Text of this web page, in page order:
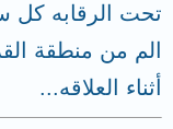
تحت الرقابه كل
الم من منطقة
أثناء العلاقه...